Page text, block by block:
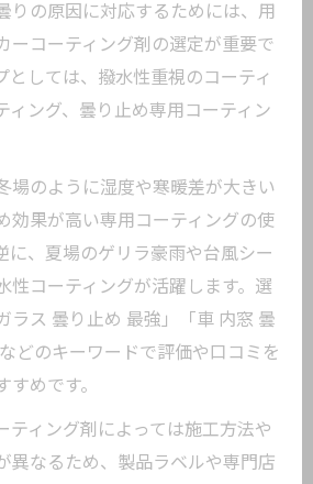
りの原因に対応するためには、用
ーコーティング剤の選定が重要で
としては、撥水性重視のコーティ
ィング、曇り止め専用コーティン
場のように湿度や寒暖差が大きい
効果が高い専用コーティングの使
に、夏場のゲリラ豪雨や台風シー
性コーティングが活躍します。選
ラス 曇り止め 最強」「車 内窓 曇
どのキーワードで評価や口コミを
めです。
ティング剤によっては施工方法や
異なるため、製品ラベルや専門店